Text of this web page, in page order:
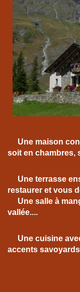
Une maison
soit en
Une terrasse
restaurer et vous
Une salle à
vallée....
Une cuisine
accents